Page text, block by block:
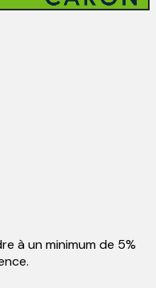
à un minimum de 5%